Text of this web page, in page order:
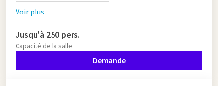
Voir plus
Jusqu'à 250 pers.
Capacité de la salle
Demande